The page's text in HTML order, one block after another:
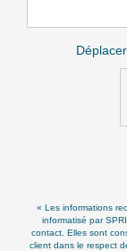
« Les informations
informatisé par
contact. Elles sont
client dans le respect